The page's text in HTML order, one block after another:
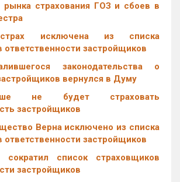
рынка страхования ГОЗ и сбоев в
исключена из списка
ответственности застройщиков
законодательства о
вернулся в Думу
не будет страховать
застройщиков
Верна исключено из списка
ответственности застройщиков
список страховщиков
застройщиков